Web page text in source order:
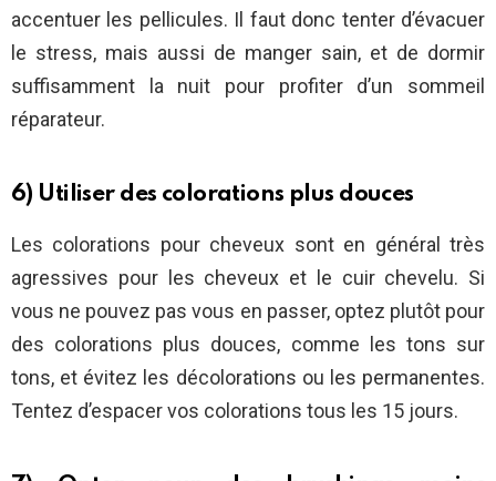
accentuer les pellicules. Il faut donc tenter d’évacuer
le stress, mais aussi de manger sain, et de dormir
suffisamment la nuit pour profiter d’un sommeil
réparateur.
6) Utiliser des colorations plus douces
Les colorations pour cheveux sont en général très
agressives pour les cheveux et le cuir chevelu. Si
vous ne pouvez pas vous en passer, optez plutôt pour
des colorations plus douces, comme les tons sur
tons, et évitez les décolorations ou les permanentes.
Tentez d’espacer vos colorations tous les 15 jours.